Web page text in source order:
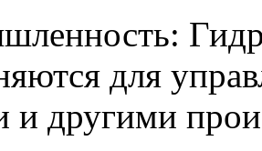
для
и другими